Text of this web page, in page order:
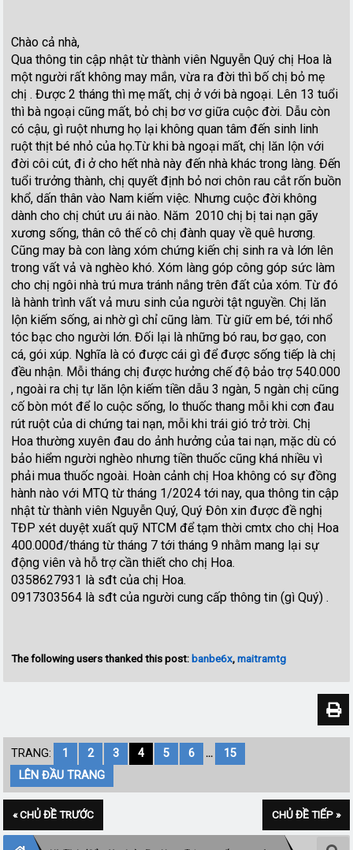
Chào cả nhà,
Qua thông tin cập nhật từ thành viên Nguyễn Quý chị Hoa là
một người rất không may mắn, vừa ra đời thì bố chị bỏ mẹ
chị . Được 2 tháng thì mẹ mất, chị ở với bà ngoại. Lên 13 tuổi
thì bà ngoại cũng mất, bỏ chị bơ vơ giữa cuộc đời. Dẫu còn
có cậu, gì ruột nhưng họ lại không quan tâm đến sinh linh
ruột thịt bé nhỏ của họ.Từ khi bà ngoại mất, chị lăn lộn với
đời côi cút, đi ở cho hết nhà này đến nhà khác trong làng. Đến
tuổi trưởng thành, chị quyết định bỏ nơi chôn rau cắt rốn buồn
khổ, dấn thân vào Nam kiếm việc. Nhưng cuộc đời không
dành cho chị chút ưu ái nào. Năm 2010 chị bị tai nạn gãy
xương sống, thân cô thế cô chị đành quay về quê hương.
Cũng may bà con làng xóm chứng kiến chị sinh ra và lớn lên
trong vất vả và nghèo khó. Xóm làng góp công góp sức làm
cho chị ngôi nhà trú mưa tránh nắng trên đất của xóm. Từ đó
là hành trình vất vả mưu sinh của người tật nguyền. Chị lăn
lộn kiếm sống, ai nhờ gì chỉ cũng làm. Từ giữ em bé, tới nhổ
tóc bạc cho người lớn. Đối lại là những bó rau, bơ gạo, con
cá, gói xúp. Nghĩa là có được cái gì để được sống tiếp là chị
đều nhận. Mỗi tháng chị được hưởng chế độ bảo trợ 540.000
, ngoài ra chị tự lăn lộn kiếm tiền dẫu 3 ngàn, 5 ngàn chị cũng
cố bòn mót để lo cuộc sống, lo thuốc thang mỗi khi cơn đau
rút ruột của di chứng tai nạn, mỗi khi trái gió trở trời. Chị
Hoa thường xuyên đau do ảnh hưởng của tai nạn, mặc dù có
bảo hiểm người nghèo nhưng tiền thuốc cũng khá nhiều vì
phải mua thuốc ngoài. Hoàn cảnh chị Hoa không có sự đồng
hành nào với MTQ từ tháng 1/2024 tới nay, qua thông tin cập
nhật từ thành viên Nguyễn Quý, Quý Đôn xin được đề nghị
TĐP xét duyệt xuất quỹ NTCM để tạm thời cmtx cho chị Hoa
400.000đ/tháng từ tháng 7 tới tháng 9 nhằm mang lại sự
động viên và hỗ trợ cần thiết cho chị Hoa.
0358627931 là sđt của chị Hoa.
0917303564 là sđt của người cung cấp thông tin (gì Quý) .
The following users thanked this post: banbe6x,maitramtg
TRANG: 1 2 3 4 5 6 ...
15
LÊN ĐẦU TRANG
« CHỦ ĐỀ TRƯỚC CHỦ ĐỀ TIẾP »